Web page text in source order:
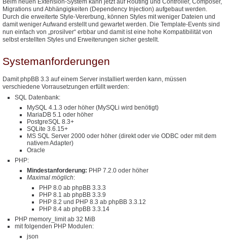
Beim neuen Extension-System kann jetzt auf Routing und Controller, Composer,
Migrations und Abhängigkeiten (Dependency Injection) aufgebaut werden.
Durch die erweiterte Style-Vererbung, können Styles mit weniger Dateien und
damit weniger Aufwand erstellt und gewartet werden. Die Template-Events sind
nun einfach von „prosilver“ erbbar und damit ist eine hohe Kompatibilität von
selbst erstellten Styles und Erweiterungen sicher gestellt.
Systemanforderungen
Damit phpBB 3.3 auf einem Server installiert werden kann, müssen
verschiedene Vorrausetzungen erfüllt werden:
SQL Datenbank:
MySQL 4.1.3 oder höher (MySQLi wird benötigt)
MariaDB 5.1 oder höher
PostgreSQL 8.3+
SQLite 3.6.15+
MS SQL Server 2000 oder höher (direkt oder vie ODBC oder mit dem
nativem Adapter)
Oracle
PHP:
Mindestanforderung: PHP 7.2.0 oder höher
Maximal möglich:
PHP 8.0 ab phpBB 3.3.3
PHP 8.1 ab phpBB 3.3.9
PHP 8.2 und PHP 8.3 ab phpBB 3.3.12
PHP 8.4 ab phpBB 3.3.14
PHP memory_limit ab 32 MiB
mit folgenden PHP Modulen:
json